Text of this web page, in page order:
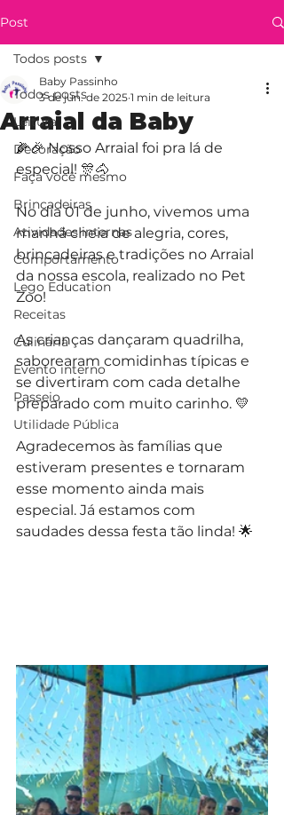
Post
Todos posts
Leitura
Decoração
Faça você mesmo
Brincadeiras
Atividades internas
Comportamento
Lego Education
Receitas
Culinária
Evento interno
Passeio
Utilidade Pública
Todos posts
Arraial da Baby
Baby Passinho
3 de jun. de 2025 1 min de leitura
🌽🎉 Nosso Arraial foi pra lá de
especial! 🎊🐴
No dia 01 de junho, vivemos uma
manhã cheia de alegria, cores,
brincadeiras e tradições no Arraial
da nossa escola, realizado no Pet
Zoo!
As crianças dançaram quadrilha,
saborearam comidinhas típicas e
se divertiram com cada detalhe
preparado com muito carinho. 💛
Agradecemos às famílias que
estiveram presentes e tornaram
esse momento ainda mais
especial. Já estamos com
saudades dessa festa tão linda! 🌟